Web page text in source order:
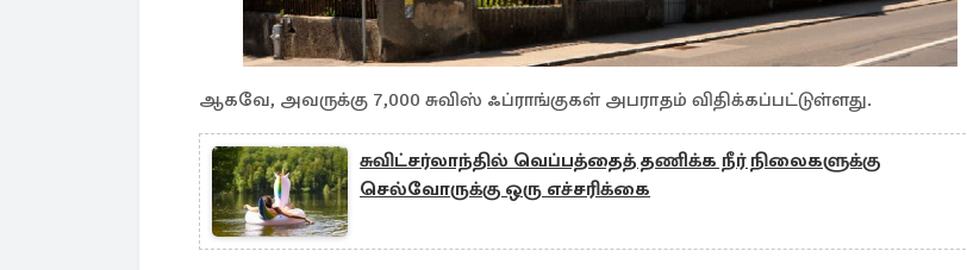
ஆகவே, அவருக்கு 7,000 சுவிஸ் ஃப்ராங்குகள் அபராதம் விதிக்கப்பட்டுள்ளது.
சுவிட்சர்லாந்தில் வெப்பத்தைத் தணிக்க நீர் நிலைகளுக்கு
செல்வோருக்கு ஒரு எச்சரிக்கை